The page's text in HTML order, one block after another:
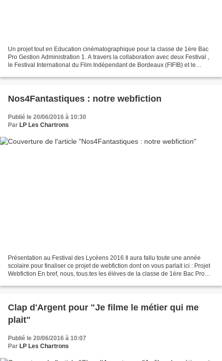
Un projet tout en Education cinématographique pour la classe de 1ère Bac
Pro Gestion Administration 1. A travers la collaboration avec deux Festival ,
le Festival International du Film Indépendant de Bordeaux (FIFIB) et le
Nos4Fantastiques : notre webfiction
Publié le 20/06/2016 à 10:30
Par LP Les Chartrons
Présentation au Festival des Lycéens 2016 Il aura fallu toute une année
scolaire pour finaliser ce projet de webfiction dont on vous parlait ici : Projet
Webfiction En bref, nous, tous.tes les élèves de la classe de 1ère Bac Pro
Clap d'Argent pour "Je filme le métier qui me
plait"
Publié le 20/06/2016 à 10:07
Par LP Les Chartrons